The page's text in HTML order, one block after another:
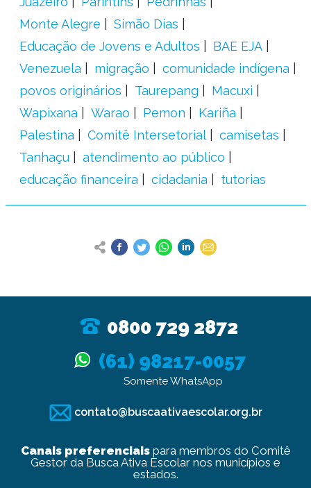
Monte Alegre
Simão Dias
Educação de Jovens e Adultos
BAE EJA
Venezuela
migração
comunidade indígena
povos originários
Taurepang
Macuxi
Wapixana
Warao Pemon
Kariña
Palestina
Comitê Intersetorial
camisetas
Tanhaçu
atendimento ao público
educação financeira
cidadania tutorias
0800 729 2872
(61) 98217-0057
Somente WhatsApp
contato@buscaativaescolar.org.br
Canais preferenciaispara membros do Comitê
Gestor da Busca Ativa Escolar nos municípios e
estados.